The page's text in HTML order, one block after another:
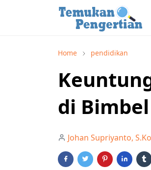
Home pendidikan
di
Johan Supriyanto,